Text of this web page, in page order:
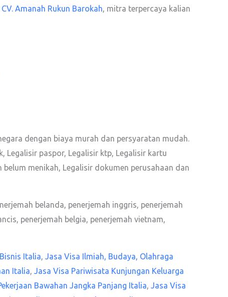
CV. Amanah Rukun Barokah, mitra terpercaya kalian
dengan biaya murah dan persyaratan mudah.
Legalisir paspor, Legalisir ktp, Legalisir kartu
menikah, Legalisir dokumen perusahaan dan
belanda, penerjemah inggris, penerjemah
penerjemah belgia, penerjemah vietnam,
Italia, Jasa Visa Ilmiah, Budaya, Olahraga
Italia, Jasa Visa Pariwisata Kunjungan Keluarga
Bawahan Jangka Panjang Italia, Jasa Visa